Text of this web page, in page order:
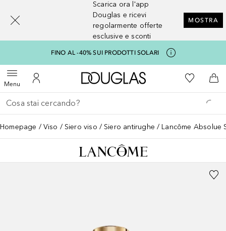
Scarica ora l'app
Douglas e ricevi
regolarmente offerte
esclusive e sconti
MOSTRA
FINO AL -40% SUI PRODOTTI SOLARI
MenuApri menuAl Mio Account
A Douglas HomeAlla Mia
Al
Torna indietro
Esegui ricerca
Homepage Viso Siero viso Siero antirughe Lancôme Absolue
[navigation.slideout.screenreader]